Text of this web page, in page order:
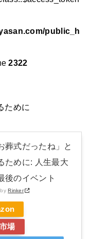
public_h
2322
ために
葬式だったね」と
ために: 人生最大
後のイベント
byRinker
場